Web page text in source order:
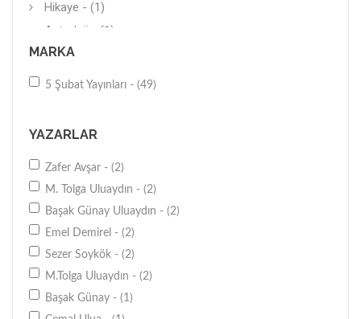
Hikaye - (1)
Astroloji - (1)
Roman-Çizgi Roman - (1)
MARKA
5 Şubat Yayınları - (49)
YAZARLAR
Zafer Avşar - (2)
M. Tolga Uluaydın - (2)
Başak Günay Uluaydın - (2)
Emel Demirel - (2)
Sezer Soykök - (2)
M.Tolga Uluaydın - (2)
Başak Günay - (1)